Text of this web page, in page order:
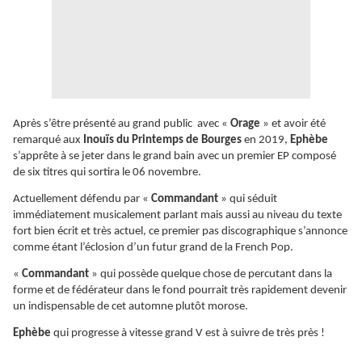
Après s’être présenté au grand public avec « Orage » et avoir été
remarqué aux Inouïs du Printemps de Bourges en 2019, Ephèbe
s’apprête à se jeter dans le grand bain avec un premier EP composé
de six titres qui sortira le 06 novembre.
Actuellement défendu par « Commandant » qui séduit
immédiatement musicalement parlant mais aussi au niveau du texte
fort bien écrit et très actuel, ce premier pas discographique s’annonce
comme étant l’éclosion d’un futur grand de la French Pop.
« Commandant » qui possède quelque chose de percutant dans la
forme et de fédérateur dans le fond pourrait très rapidement devenir
un indispensable de cet automne plutôt morose.
Ephèbe qui progresse à vitesse grand V est à suivre de très près !